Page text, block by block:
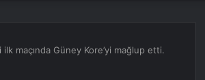
maçında Güney Kore’yi mağlup etti.